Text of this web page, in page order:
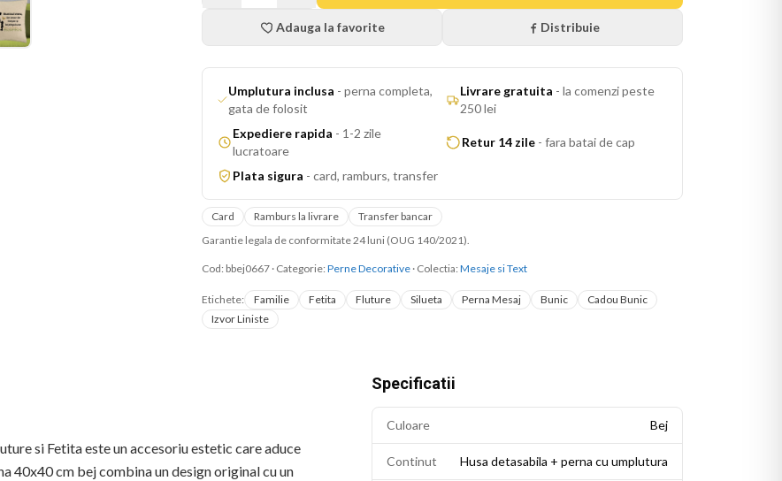
Adauga la favorite Distribuie
Umplutura inclusa -perna completa,
gata de folosit
Livrare gratuita -la comenzi peste
250 lei
Expediere rapida - 1-2 zile
lucratoare
Retur 14 zile - fara batai de cap
Plata sigura - card, ramburs, transfer
Card Ramburs la livrare
Transfer bancar
Garantie legala de conformitate 24 luni (OUG 140/2021).
Cod: bbej0667 · Categorie: Perne Decorative · Colectia: Mesaje si Text
Etichete: Familie Fetita Fluture Silueta Perna Mesaj Bunic
Cadou Bunic
Izvor Liniste
si Fetita este un accesoriu estetic care aduce
40x40 cm bej combina un design original cu un
Specificatii
Culoare Bej
Continut Husa detasabila + perna cu umplutura